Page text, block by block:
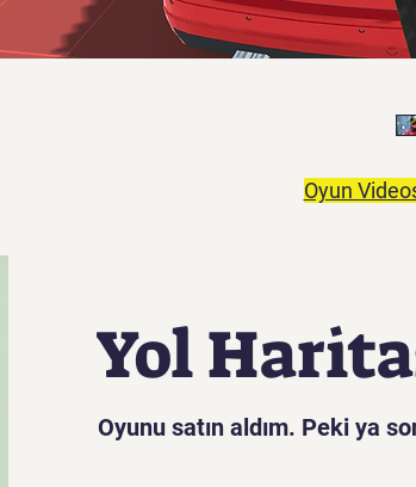
Oyun
Yol
Oyunu satın aldım. Peki ya